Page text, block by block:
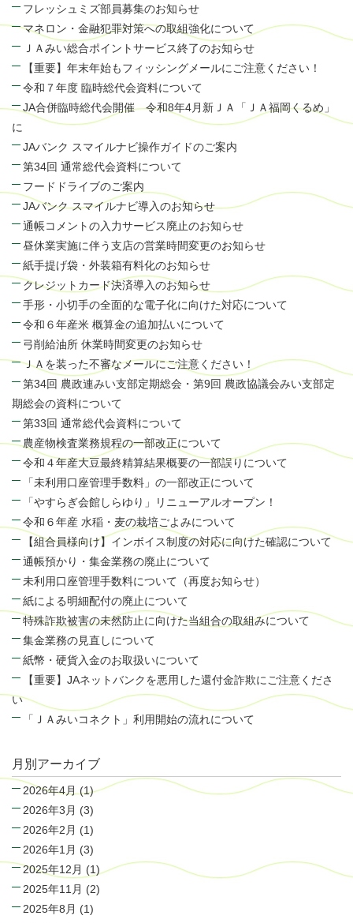
フレッシュミズ部員募集のお知らせ
マネロン・金融犯罪対策への取組強化について
ＪＡみい総合ポイントサービス終了のお知らせ
【重要】年末年始もフィッシングメールにご注意ください！
令和７年度 臨時総代会資料について
JA合併臨時総代会開催 令和8年4月新ＪＡ「ＪＡ福岡くるめ」
に
JAバンク スマイルナビ操作ガイドのご案内
第34回 通常総代会資料について
フードドライブのご案内
JAバンク スマイルナビ導入のお知らせ
通帳コメントの入力サービス廃止のお知らせ
昼休業実施に伴う支店の営業時間変更のお知らせ
紙手提げ袋・外装箱有料化のお知らせ
クレジットカード決済導入のお知らせ
手形・小切手の全面的な電子化に向けた対応について
令和６年産米 概算金の追加払いについて
弓削給油所 休業時間変更のお知らせ
ＪＡを装った不審なメールにご注意ください！
第34回 農政連みい支部定期総会・第9回 農政協議会みい支部定
期総会の資料について
第33回 通常総代会資料について
農産物検査業務規程の一部改正について
令和４年産大豆最終精算結果概要の一部誤りについて
「未利用口座管理手数料」の一部改正について
「やすらぎ会館しらゆり」リニューアルオープン！
令和６年産 水稲・麦の栽培ごよみについて
【組合員様向け】インボイス制度の対応に向けた確認について
通帳預かり・集金業務の廃止について
未利用口座管理手数料について（再度お知らせ）
紙による明細配付の廃止について
特殊詐欺被害の未然防止に向けた当組合の取組みについて
集金業務の見直しについて
紙幣・硬貨入金のお取扱いについて
【重要】JAネットバンクを悪用した還付金詐欺にご注意くださ
い
「ＪＡみいコネクト」利用開始の流れについて
月別アーカイブ
2026年4月(1)
2026年3月 (3)
2026年2月 (1)
2026年1月 (3)
2025年12月 (1)
2025年11月 (2)
2025年8月 (1)